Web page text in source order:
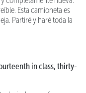
Esta camioneta es
Partiré y haré toda la
in class, thirty-